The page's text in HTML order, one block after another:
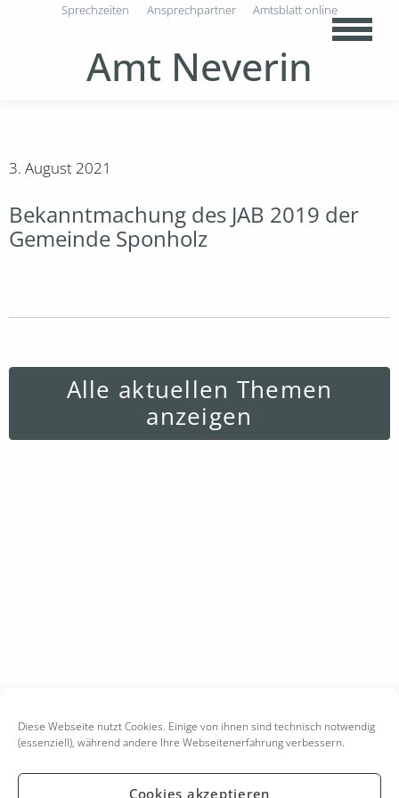
Diese Webseite nutzt Cookies. Einige von ihnen sind technisch notwendig
(essenziell), während andere Ihre Webseitenerfahrung verbessern.
Cookies akzeptieren
Amt Neverin
Sprechzeiten Ansprechpartner Amtsblatt online
3. August 2021
Bekanntmachung des JAB 2019 der
Gemeinde Sponholz
Alle aktuellen Themen
anzeigen